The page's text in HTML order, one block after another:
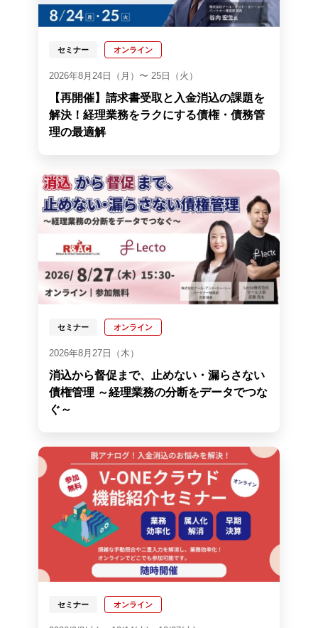
セミナー オンライン
2026年8月24日（月）〜 25日（火）
【再開催】請求書受取と入金消込の課題を
解決！経理業務をラクにする債権・債務管
理の最適解
セミナー オンライン
2026年8月27日（木）
消込から督促まで、止めない・漏らさない
債権管理 ～経理業務の分断をデータでつな
ぐ～
セミナー オンライン